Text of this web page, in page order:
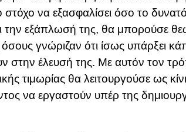
να εξασφαλίσει όσο το
την εξάπλωσή της, θα μπορούσε
γνώριζαν ότι ίσως υπάρξει
στην έλευσή της. Με αυτόν τον
τιμωρίας θα λειτουργούσε ως
να εργαστούν υπέρ της